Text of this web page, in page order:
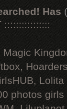
Has
::::::::::::::::
Lolita
photos